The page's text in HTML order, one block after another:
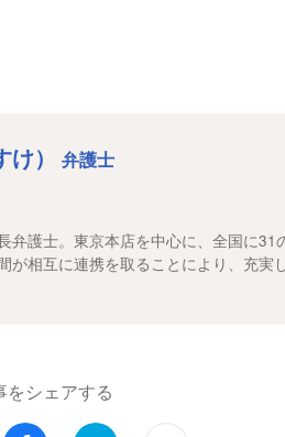
） 弁護士
護士。東京本店を中心に、全国に31
が相互に連携を取ることにより、充実
をシェアする